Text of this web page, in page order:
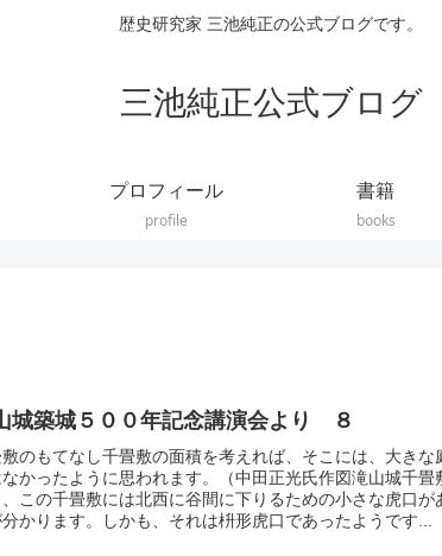
歴史研究家 三池純正の公式ブログです。
三池純正公式ブログ
プロフィール
profile
書籍
books
城築城５００年記念講演会より ８
のもてなし千畳敷の面積を考えれば、そこには、大きな
なかったように思われます。（中田正光氏作図滝山城千畳
この千畳敷には北西に谷間に下りるための小さな虎口が
分かります。しかも、それは枡形虎口であったようです...